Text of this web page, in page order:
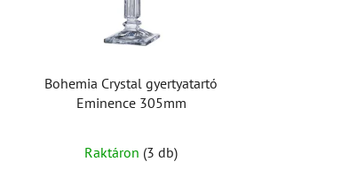
Bohemia Crystal gyertyatartó
Eminence 305mm
termék
Raktáron (3 db)